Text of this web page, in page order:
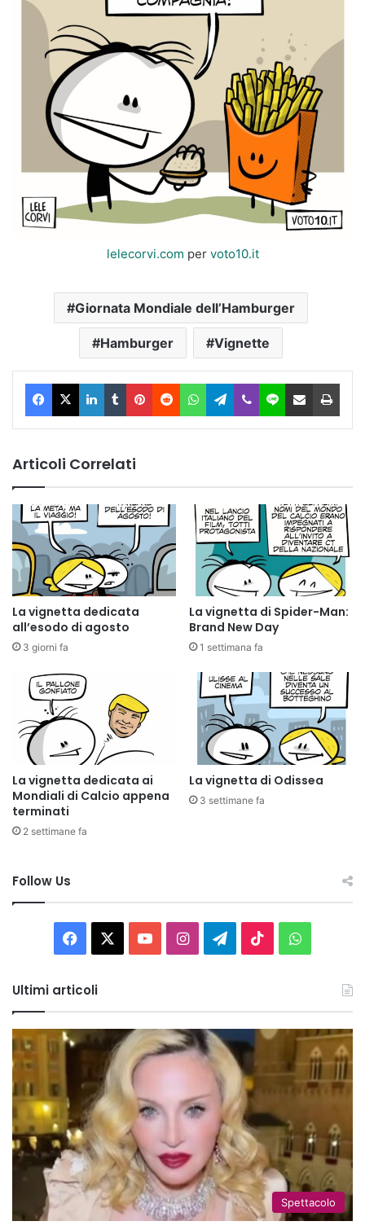
lelecorvi.com per voto10.it
Giornata Mondiale dell’Hamburger
Hamburger Vignette
Facebook
X LinkedIn
TumblrPinterest
RedditWhatsAppTelegram
ViberLine Condividi via Email
Articoli Correlati
La vignetta dedicata
all’esodo di agosto
3 giorni fa
La vignetta di Spider-Man:
Brand New Day
1 settimana fa
La vignetta dedicata ai
Mondiali di Calcio appena
terminati
2 settimane fa
La vignetta di Odissea
3 settimane fa
Follow Us
Facebook You InstagramTelegram
TikTok
Ultimi articoli
Spettacolo